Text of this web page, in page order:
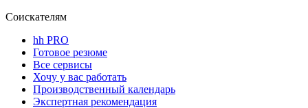
Соискателям
hh PRO
Готовое резюме
Все сервисы
Хочу у вас работать
Производственный календарь
Экспертная рекомендация